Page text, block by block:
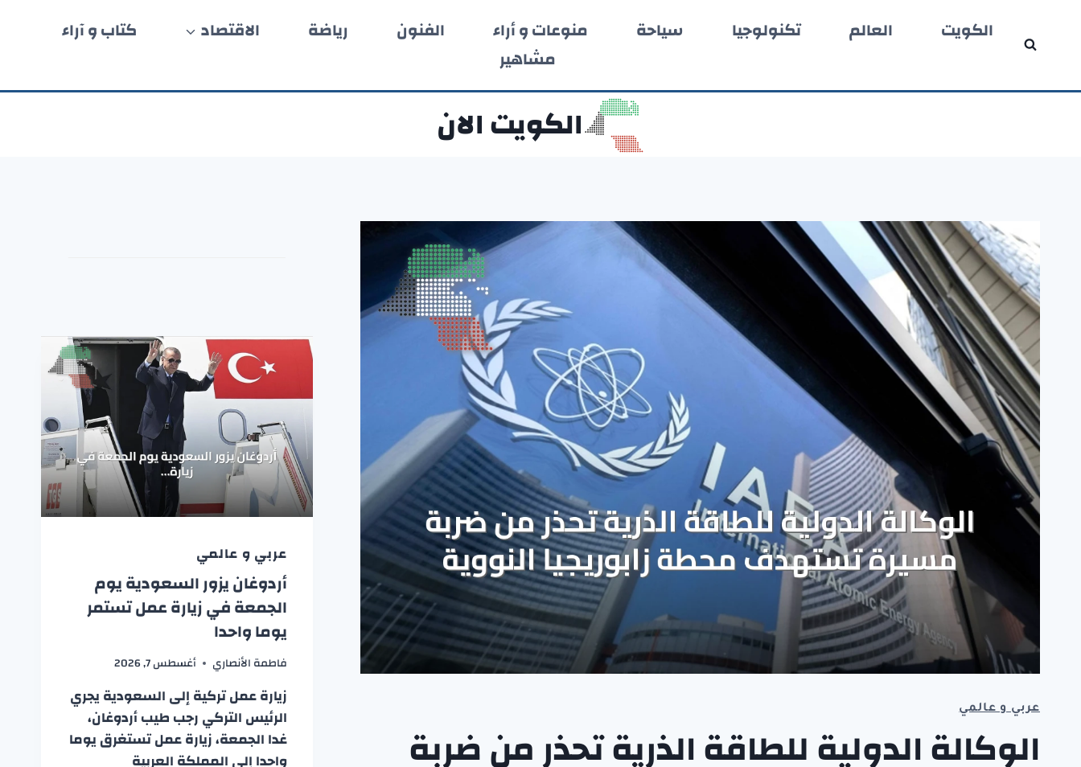
المحتوى
الكويت العالم تكنولوجيا سياحة منوعات و أراء الفنون رياضة الاقتصاد
كتاب و آراء
مشاهير
الكويت الان
عربي و عالمي
الوكالة الدولية للطاقة الذرية تحذر من ضربة
عربي و عالمي
أردوغان يزور السعودية يوم
الجمعة في زيارة عمل تستمر
يوما واحدا
فاطمة الأنصاري أغسطس 7, 2026
زيارة عمل تركية إلى السعودية يجري
الرئيس التركي رجب طيب أردوغان،
غدا الجمعة، زيارة عمل تستغرق يوما
واحدا إلى المملكة العربية